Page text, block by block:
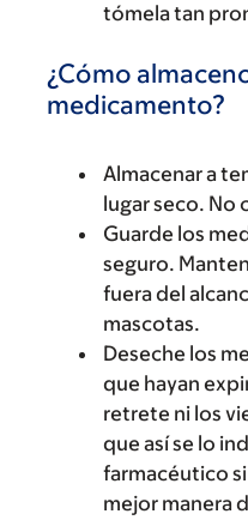
tómela tan
¿Cómo
medicamento?
Almacenar a
lugar seco. No
Guarde los
seguro.
fuera del
mascotas.
Deseche los
que hayan
retrete ni los
que así se lo
farmacéutico
mejor manera